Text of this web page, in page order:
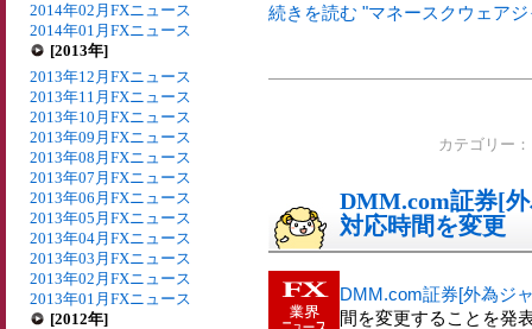
2014年02月FXニュース
2014年01月FXニュース
[2013年]
2013年12月FXニュース
2013年11月FXニュース
2013年10月FXニュース
2013年09月FXニュース
2013年08月FXニュース
2013年07月FXニュース
2013年06月FXニュース
2013年05月FXニュース
2013年04月FXニュース
2013年03月FXニュース
2013年02月FXニュース
2013年01月FXニュース
[2012年]
続きを読む "マネースクウェア
カテゴリー
DMM.com証券[
対応時間を変更
DMM.com証券[外為ジ
間を変更することを発